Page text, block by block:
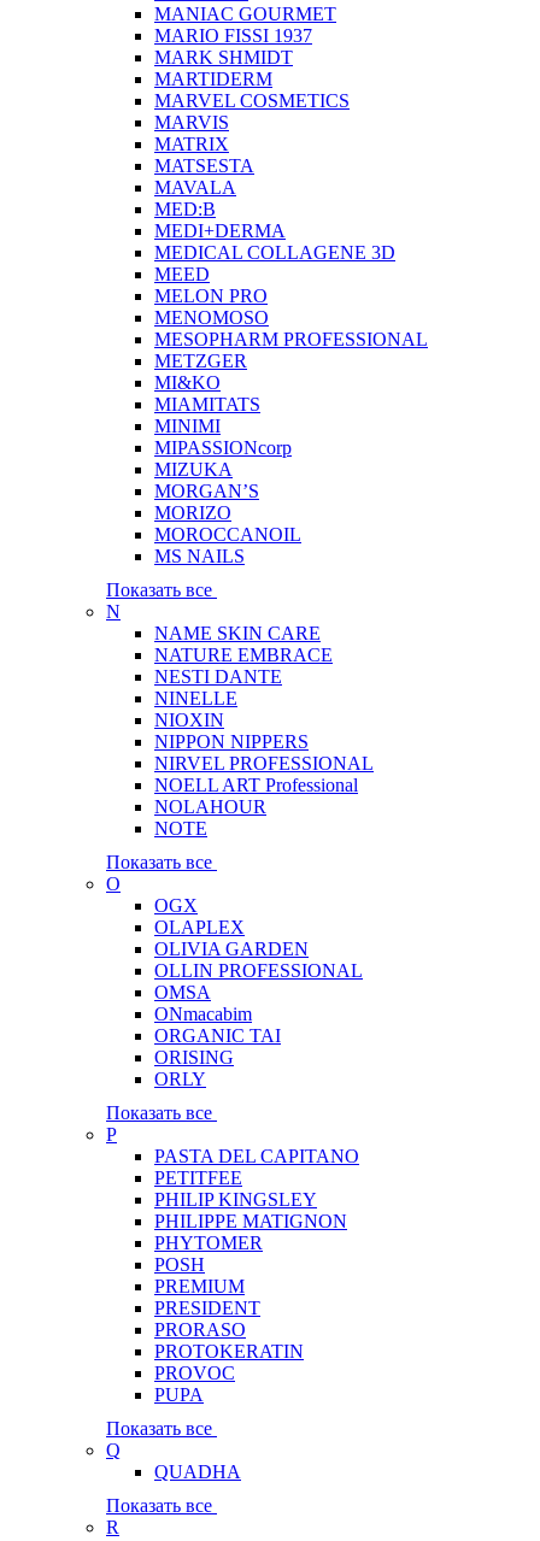
MANIAC GOURMET
MARIO FISSI 1937
MARK SHMIDT
MARTIDERM
MARVEL COSMETICS
MARVIS
MATRIX
MATSESTA
MAVALA
MED:B
MEDI+DERMA
MEDICAL COLLAGENE 3D
MEED
MELON PRO
MENOMOSO
MESOPHARM PROFESSIONAL
METZGER
MI&KO
MIAMITATS
MINIMI
MIPASSIONcorp
MIZUKA
MORGAN’S
MORIZO
MOROCCANOIL
MS NAILS
Показать все
N
NAME SKIN CARE
NATURE EMBRACE
NESTI DANTE
NINELLE
NIOXIN
NIPPON NIPPERS
NIRVEL PROFESSIONAL
NOELL ART Professional
NOLAHOUR
NOTE
Показать все
O
OGX
OLAPLEX
OLIVIA GARDEN
OLLIN PROFESSIONAL
OMSA
ONmacabim
ORGANIC TAI
ORISING
ORLY
Показать все
P
PASTA DEL CAPITANO
PETITFEE
PHILIP KINGSLEY
PHILIPPE MATIGNON
PHYTOMER
POSH
PREMIUM
PRESIDENT
PRORASO
PROTOKERATIN
PROVOC
PUPA
Показать все
Q
QUADHA
Показать все
R